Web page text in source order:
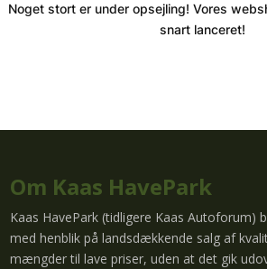
Noget stort er under opsejling! Vores
snart lanceret!
Om Kaas HavePark
Kaas HavePark (tidligere Kaas Autoforum)
med henblik på landsdækkende salg af
mængder til lave priser, uden at det gik